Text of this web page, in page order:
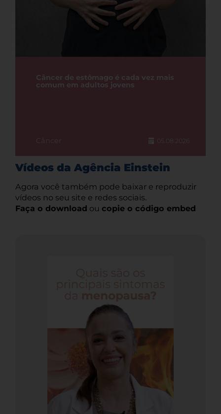
Câncer de estômago é cada vez mais
comum em adultos jovens
Câncer 05.08.2026
Vídeos da Agência Einstein
Agora você também pode baixar e reproduzir
vídeos no seu site e redes sociais.
Faça o download ou copie o código embed